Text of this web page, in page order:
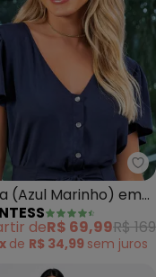
Blusa (Azul
(Azul Marinho) em
Plana
deR$ 69,99R$
de R$ 34,99 sem juros